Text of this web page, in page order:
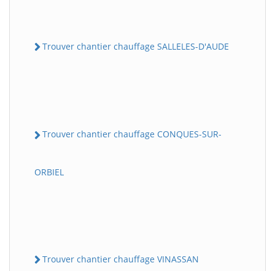
Trouver chantier chauffage SALLELES-D'AUDE
Trouver chantier chauffage CONQUES-SUR-
ORBIEL
Trouver chantier chauffage VINASSAN